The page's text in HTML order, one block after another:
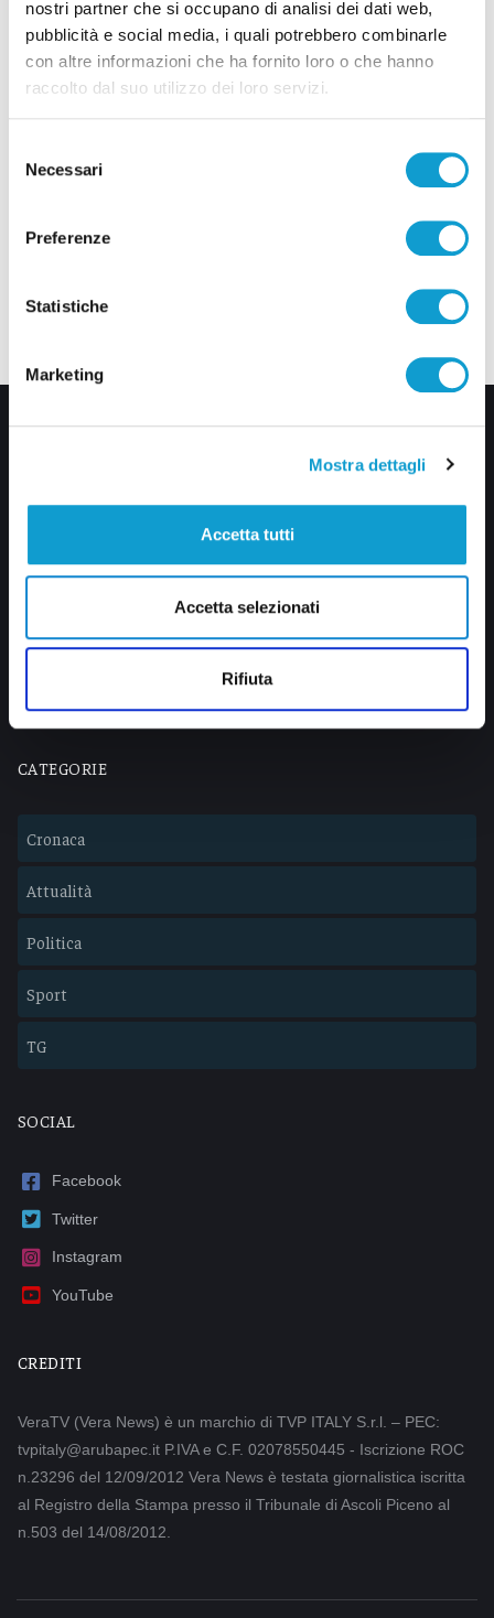
nostri partner che si occupano di analisi dei dati web,
pubblicità e social media, i quali potrebbero combinarle
con altre informazioni che ha fornito loro o che hanno
raccolto dal suo utilizzo dei loro servizi.
delNecessari
Preferenze
Statistiche
Marketing
Mostra dettagli
Accetta tutti
Accetta selezionati
Rifiuta
Via Pasubio, 36 – 63074 San Benedetto del Tronto (AP)
info@veratv.it
CATEGORIE
Cronaca
Attualità
Politica
Sport
TG
SOCIAL
Facebook
Twitter
Instagram
YouTube
CREDITI
VeraTV (Vera News) è un marchio di TVP ITALY S.r.l. – PEC:
tvpitaly@arubapec.it P.IVA e C.F. 02078550445 - Iscrizione ROC
n.23296 del 12/09/2012 Vera News è testata giornalistica iscritta
al Registro della Stampa presso il Tribunale di Ascoli Piceno al
n.503 del 14/08/2012.